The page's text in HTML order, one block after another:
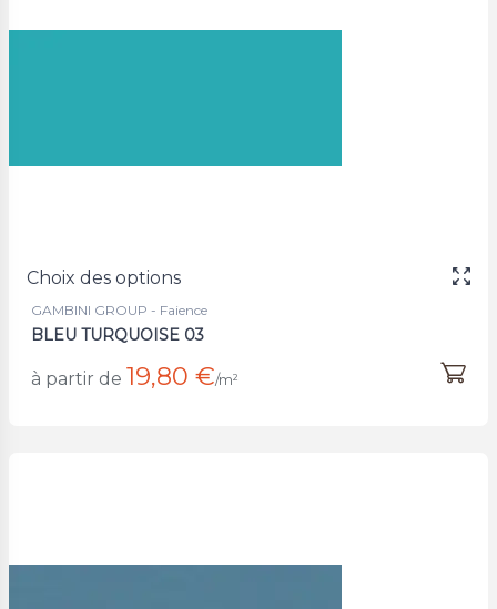
Choix des options
GAMBINI GROUP - Faience
BLEU TURQUOISE 03
à partir de 19,80 €/m²